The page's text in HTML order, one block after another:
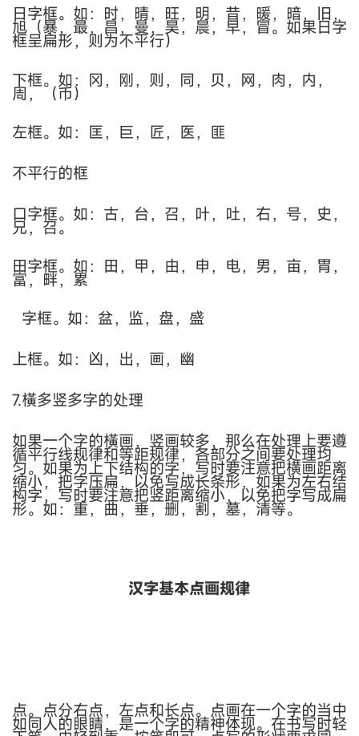
日字框。如：时，晴，旺，明，昔，暖，暗，旧，
旭（暴，最，昌，曼，昊，晨，早，冒。如果日字
框呈扁形，则为不平行）
下框。如：冈，刚，则，同，贝，网，肉，内，
周，（币）
左框。如：匡，巨，匠，医，匪
不平行的框
口字框。如：古，台，召，叶，吐，右，号，史，
兄，召。
田字框。如：田，甲，由，申，电，男，亩，胃，
富，畔，累
字框。如：盆，监，盘，盛
上框。如：凶，出，画，幽
7.橫多竖多字的处理
如果一个字的橫画，竖画较多，那么在处理上要遵
循平行线规律和等距规律，各部分之间要处理均
匀。如果为上下结构的字，写时要注意把横画距离
缩小，把字压扁，以免写成长条形，如果为左右结
构字，写时要注意把竖距离缩小，以免把字写成扁
形。如：重，曲，垂，删，割，墓，清等。
汉字基本点画规律
点。点分右点，左点和长点。点画在一个字的当中
如同人的眼睛，是一个字的精神体现。在书写时轻